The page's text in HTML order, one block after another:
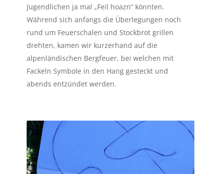
Jugendlichen ja mal „Feil hoazn“ könnten.
Während sich anfangs die Überlegungen noch
rund um Feuerschalen und Stockbrot grillen
drehten, kamen wir kurzerhand auf die
alpenländischen Bergfeuer, bei welchen mit
Fackeln Symbole in den Hang gesteckt und
abends entzündet werden.